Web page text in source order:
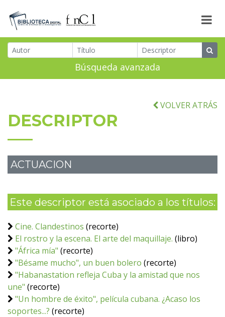
Búsqueda avanzada
VOLVER ATRÁS
DESCRIPTOR
ACTUACION
Este descriptor está asociado a los títulos:
Cine. Clandestinos (recorte)
El rostro y la escena. El arte del maquillaje. (libro)
"África mía" (recorte)
"Bésame mucho", un buen bolero (recorte)
"Habanastation refleja Cuba y la amistad que nos
une" (recorte)
"Un hombre de éxito", película cubana. ¿Acaso los
soportes...? (recorte)